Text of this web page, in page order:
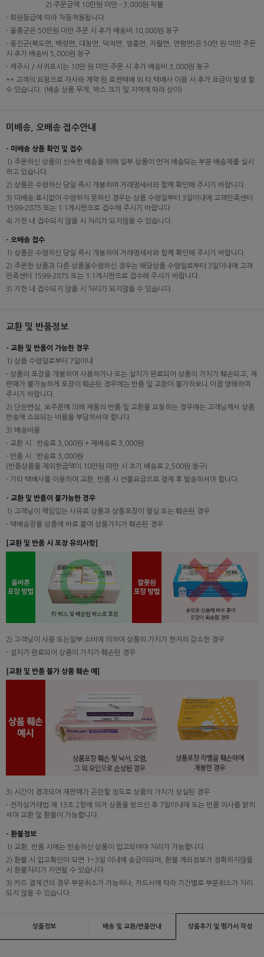
2) 주문금액 10만원 미만 - 3,000원 착불
- 회원등급에 따라 차등적용됩니다.
- 울릉군은 50만원 미만 주문 시 추가 배송비 10,000원 청구
- 옹진군(북도면, 백령면, 대청면, 덕적면, 영흥면, 자월면, 연평면)은 50만 원 미만 주문
시 추가 배송비 5,000원 청구
- 제주시 / 서귀포시는 10만 원 미만 주문 시 추가 배송비 3,000원 청구
** 고객의 요청으로 자사와 계약 된 로젠택배 외 타 택배사 이용 시 추가 요금이 발생 할
수 있습니다. (배송 상품 무게, 박스 크기 및 지역에 따라 상이)
미배송, 오배송 접수안내
- 미배송 상품 확인 및 접수
1) 주문하신 상품의 신속한 배송을 위해 일부 상품이 먼저 배송되는 부분 배송제를 실시
하고 있습니다.
2) 상품은 수령하신 당일 즉시 개봉하여 거래명세서와 함께 확인해 주시기 바랍니다.
3) 미배송 표시없이 수령하지 못하신 경우는 상품 수령일부터 3일이내에 고객만족센터
1599-2875 또는 1:1게시판으로 접수해 주시기 바랍니다.
4) 기한 내 접수되지 않을 시 처리가 되지않을 수 있습니다.
- 오배송 접수
1) 상품은 수령하신 당일 즉시 개봉하여 거래명세서와 함께 확인해 주시기 바랍니다.
2) 주문한 상품과 다른 상품을수령하신 경우는 해당상품 수령일로부터 3일이내에 고객
만족센터 1599-2875 또는 1:1게시판으로 접수해 주시기 바랍니다.
3) 기한 내 접수되지 않을 시 처리가 되지않을 수 있습니다.
교환 및 반품정보
- 교환 및 반품이 가능한 경우
1) 상품 수령일로부터 7일이내
- 상품의 포장을 개봉하여 사용하거나 또는 설치가 완료되어 상품의 가치가 훼손되고, 재
판매가 불가능하게 포장이 훼손된 경우에는 반품 및 교환이 불가하오니 이점 양해하여
주시기 바랍니다.
2) 단순변심, 오주문에 의해 제품의 반품 및 교환을 요청하는 경우에는 고객님께서 상품
반송에 소요되는 비용을 부담하셔야 합니다.
3) 배송비용
- 교환 시 : 반송료 3,000원 + 재배송료 3,000원
- 반품 시 : 반송료 3,000원
(반품상품을 제외한금액이 10만원 미만 시 초기 배송료 2,500원 청구)
- 기타 택배사를 이용하여 교환, 반품 시 선불요금으로 결제 후 발송하셔야 합니다.
- 교환 및 반품이 불가능한 경우
1) 고객님이 책임있는 사유로 상품과 상품포장이 멸실 또는 훼손된 경우
- 택배송장을 상품에 바로 붙여 상품가치가 훼손된 경우
[교환 및 반품 시 포장 유의사항]
2) 고객님이 사용 또는일부 소비에 의하여 상품의 가치가 현저히 감소한 경우
- 설치가 완료되어 상품의 가치가 훼손된 경우
[교환 및 반품 불가 상품 훼손 예]
3) 시간이 경과되어 재판매가 곤란할 정도로 상품의 가치가 상실된 경우
- 전자상거래법 제 13조 2항에 의거 상품을 받으신 후 7일이내에 또는 반품 의사를 밝히
셔야 교환 및 환불이 가능합니다.
- 환불정보
1) 교환, 반품 시에는 반송하신 상품이 입고되어야 처리가 가능합니다.
2) 환불 시 입고확인이 되면 1~3일 이내에 송금이되며, 환불 계좌정보가 정확하지않을
시 환불처리가 지연될 수 있습니다.
3) 카드 결제건의 경우 부분취소가 가능하나, 카드사에 따라 기간별로 부분취소가 처리
되지 않을 수 있습니다.
상품정보 배송 및 교환/반품안내 상품후기 및 평가서 작성